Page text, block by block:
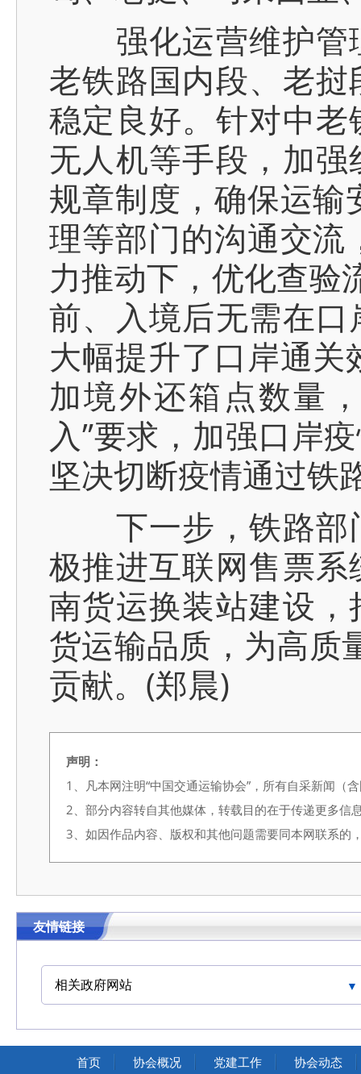
强化运营维护管
老铁路国内段、老
稳定良好。针对中
无人机等手段，加
规章制度，确保运
理等部门的沟通交
力推动下，优化查验
前、入境后无需在
大幅提升了口岸通
加境外还箱点数量
入”要求，加强口岸
坚决切断疫情通过铁
下一步，铁路部
极推进互联网售票
南货运换装站建设
货运输品质，为高质
贡献。(郑晨)
声明：
1、凡本网注明“中国交通运输协会”，所有自采新闻（
2、部分内容转自其他媒体，转载目的在于传递更多信
3、如因作品内容、版权和其他问题需要同本网联系
友情链接
相关政府网站
中国交通运输协会官网
首页 协会概况 党建工作 协会动态